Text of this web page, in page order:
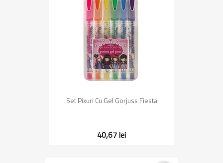
Set Pixuri Cu Gel Gorjuss Fiesta
40,67 lei